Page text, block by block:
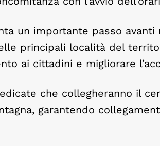
un importante passo
principali località del
ai cittadini e migliorare
che collegheranno il
garantendo